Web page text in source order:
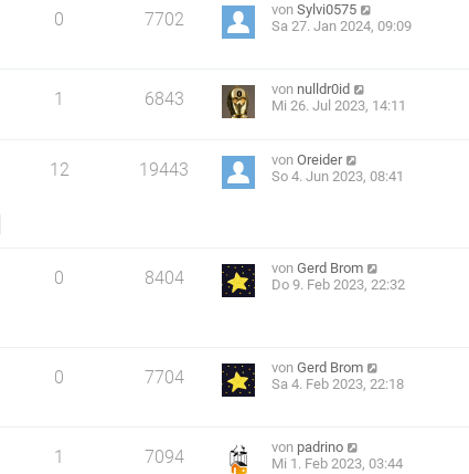
0 7702
vonSylvi0575
Sa 27. Jan 2024, 09:09
1 6843
von nulldr0id
Mi 26. Jul 2023, 14:11
12 19443
vonOreider
So 4. Jun 2023, 08:41
0 8404
vonGerd Brom
Do 9. Feb 2023, 22:32
0 7704
vonGerd Brom
Sa 4. Feb 2023, 22:18
1 7094
von padrino
Mi 1. Feb 2023, 03:44